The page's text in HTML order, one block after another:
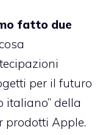
fatto due
per il futuro
italiano” della
prodotti Apple.